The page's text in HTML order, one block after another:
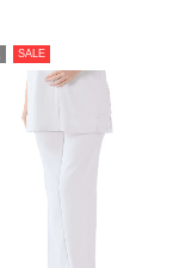
SALE